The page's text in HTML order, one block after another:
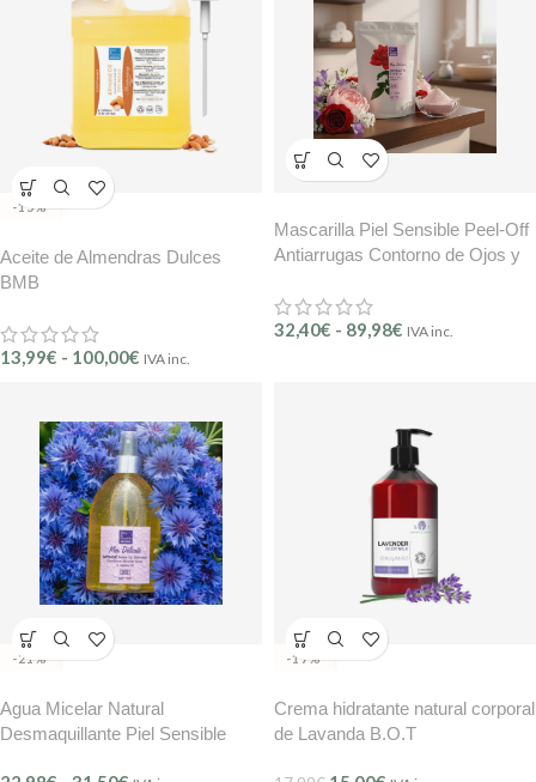
-15%
Aceite de Almendras Dulces
BMB
13,99€ - 100,00€ IVA inc.
Mascarilla Piel Sensible Peel-Off
Antiarrugas Contorno de Ojos y
(Ref.210)
32,40€ - 89,98€ IVA inc.
-21%
Agua Micelar Natural
Desmaquillante Piel Sensible
-17%
Crema hidratante natural corporal
de Lavanda B.O.T